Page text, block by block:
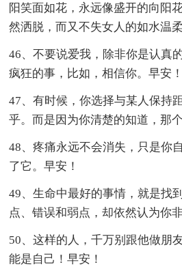
阳笑面如花，永远像盛开的向阳
然洒脱，而又不失女人的如水温
46、不要说爱我，除非你是认真
疯狂的事，比如，相信你。早安！
47、有时候，你选择与某人保持
乎。而是因为你清楚的知道，那
48、疼痛永远不会消失，只是你
了它。早安！
49、生命中最好的事情，就是找
点、错误和弱点，却依然认为你
50、这样的人，千万别跟他做朋
能是自己！早安！